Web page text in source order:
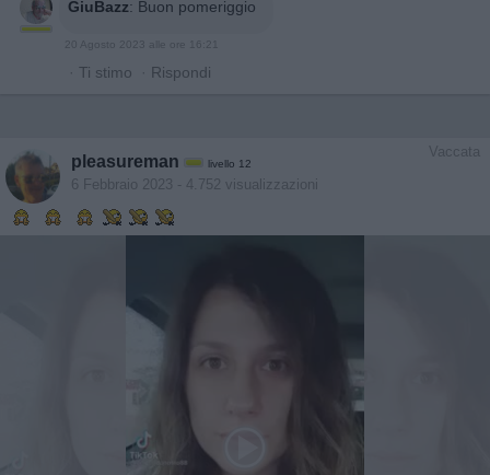
GiuBazz: Buon pomeriggio
20 Agosto 2023 alle ore 16:21
· Ti stimo · Rispondi
Vaccata
pleasureman livello 12
6 Febbraio 2023 - 4.752 visualizzazioni